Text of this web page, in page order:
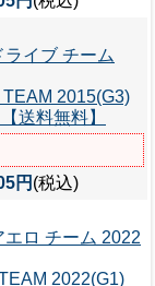
ライブ チーム
2015(G3)
送料無料】
円 (税込)
エロ チーム 2022
2022(G1)